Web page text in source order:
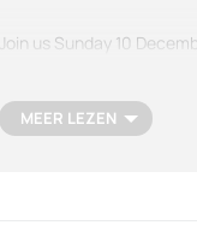
Join us Sunday 10
How We Behavepresents
MEER LEZEN